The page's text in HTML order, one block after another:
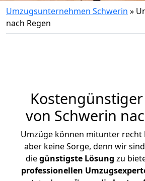
Umzugsunternehmen Schwerin »
nach Regen
von Schwerin
Umzüge können mitunter recht
aber keine Sorge, denn wir
diegünstigste Lösung zu
professionellen